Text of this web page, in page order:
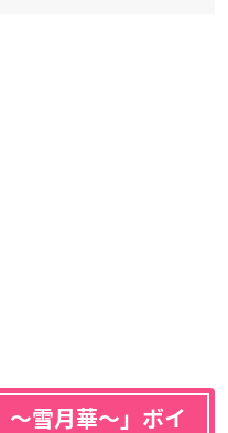
〜雪月華〜」ボイ